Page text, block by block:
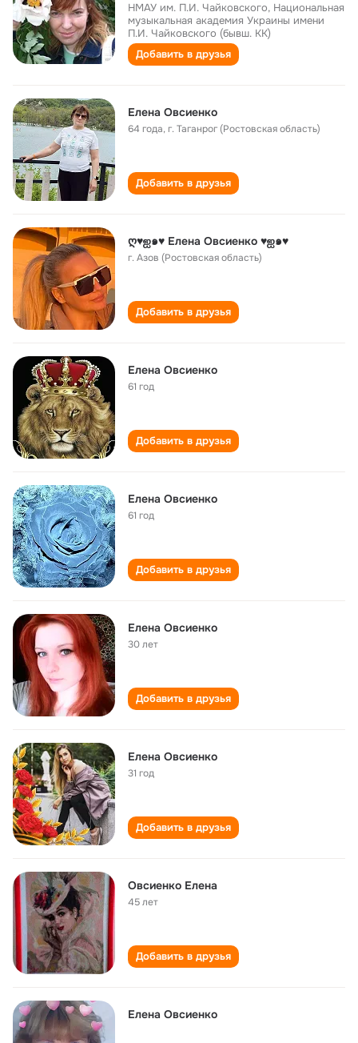
НМАУ им. П.И. Чайковского, Национальная
музыкальная академия Украины имени
П.И. Чайковского (бывш. КК)
Добавить в друзья
Елена Овсиенко
64 года,г. Таганрог (Ростовская область)
Добавить в друзья
ღ♥ஐ๑♥ Елена Овсиенко ♥ஐ๑♥
г. Азов (Ростовская область)
Добавить в друзья
Елена Овсиенко
61 год
Добавить в друзья
Елена Овсиенко
61 год
Добавить в друзья
Елена Овсиенко
30 лет
Добавить в друзья
Елена Овсиенко
31 год
Добавить в друзья
Овсиенко Елена
45 лет
Добавить в друзья
Елена Овсиенко